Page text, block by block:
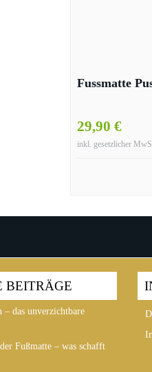
Fussmatte
29,90 €
inkl. gesetzlicher
BEITRÄGE
– das unverzichtbare
Fußmatte – was schafft